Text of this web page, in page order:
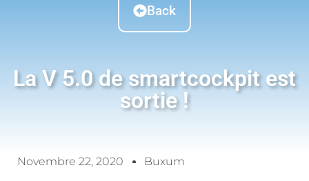
Back
La V 5.0 de smartcockpit est
sortie !
Novembre 22, 2020 Buxum